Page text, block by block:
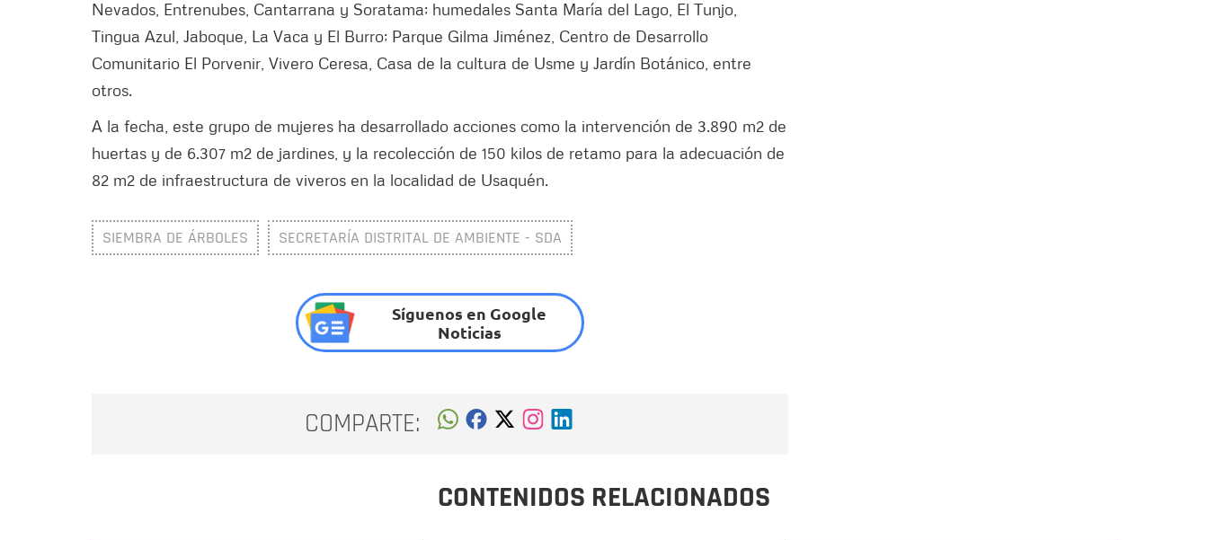
Nevados, Entrenubes, Cantarrana y Soratama; humedales Santa María del Lago, El Tunjo,
Tingua Azul, Jaboque, La Vaca y El Burro; Parque Gilma Jiménez, Centro de Desarrollo
Comunitario El Porvenir, Vivero Ceresa, Casa de la cultura de Usme y Jardín Botánico, entre
otros.
A la fecha, este grupo de mujeres ha desarrollado acciones como la intervención de 3.890 m2 de
huertas y de 6.307 m2 de jardines, y la recolección de 150 kilos de retamo para la adecuación de
82 m2 de infraestructura de viveros en la localidad de Usaquén.
SIEMBRA DE ÁRBOLES SECRETARÍA DISTRITAL DE AMBIENTE - SDA
Síguenos en Google
Noticias
COMPARTE:
CONTENIDOS RELACIONADOS